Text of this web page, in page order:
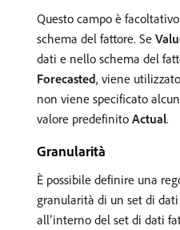
Questo campo è
schema del fattore. Se
dati e nello schema del
Forecasted, viene
non viene specificato
valore predefinito Actual.
Granularità
È possibile definire una
granularità di un set di
all’interno del set di dati